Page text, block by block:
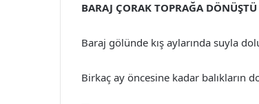
BARAJ ÇORAK TOPRAĞA DÖNÜŞTÜ
Baraj gölünde kış aylarında suyla
Birkaç ay öncesine kadar balıkların